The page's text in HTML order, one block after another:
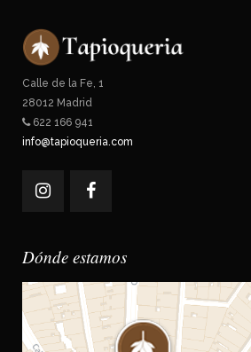
Calle de la Fe, 1
28012 Madrid
622 166 941
info@tapioqueria.com
Dónde estamos